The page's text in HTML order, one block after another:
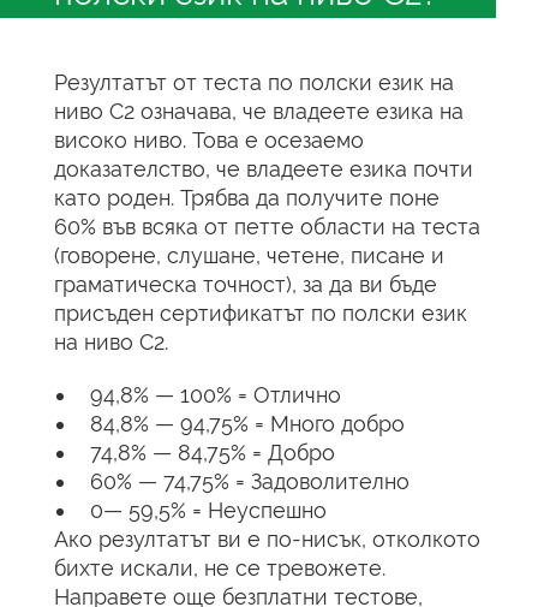
Резултатът от теста по полски език на
ниво C2 означава, че владеете езика на
високо ниво. Това е осезаемо
доказателство, че владеете езика почти
като роден. Трябва да получите поне
60% във всяка от петте области на теста
(говорене, слушане, четене, писане и
граматическа точност), за да ви бъде
присъден сертификатът по полски език
на ниво C2.
94,8% — 100% = Отлично
84,8% — 94,75% = Много добро
74,8% — 84,75% = Добро
60% — 74,75% = Задоволително
0— 59,5% = Неуспешно
Ако резултатът ви е по-нисък, отколкото
бихте искали, не се тревожете.
Направете още безплатни тестове,